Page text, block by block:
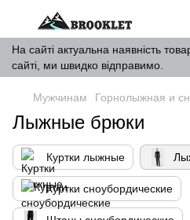
На сайті актуальна наявність
сайті, ми швидко відправимо.
Мужчинам Горнолыжная и
Лыжные брюки
Куртки лыжные
Куртки сноубордические